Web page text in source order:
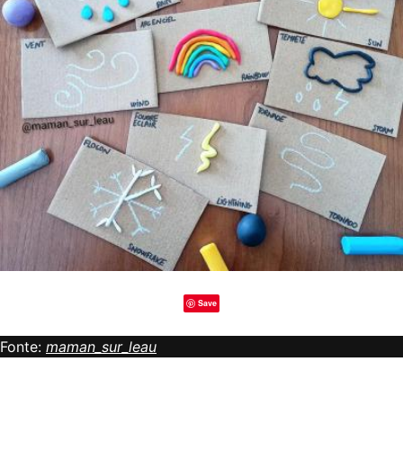
Save
Fonte: maman_sur_leau